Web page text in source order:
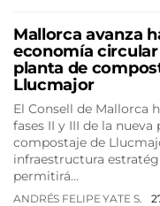
Mallorca avanza
economía
planta de
Llucmajor
El Consell de Mallorca
fases II y III de la nueva
compostaje de
infraestructura
permitirá…
ANDRÉS FELIPE YATE S.